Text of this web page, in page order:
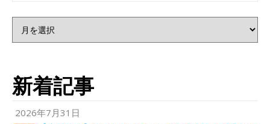
投稿記事
新着記事
2026年7月31日